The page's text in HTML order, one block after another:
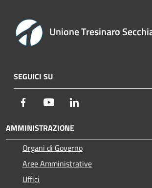
Unione Tresinaro
SEGUICI SU
Facebook Youtube
AMMINISTRAZIONE
Organi di Governo
Aree Amministrative
Uffici